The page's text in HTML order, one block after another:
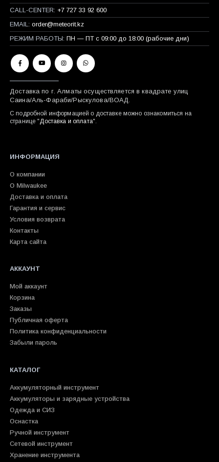
CALL-CENTER: +7 727 33 92 600
EMAIL: order@meteorit.kz
РЕЖИМ РАБОТЫ: ПН — ПТ с 09:00 до 18:00 (рабочие дни)
Доставка по г. Алматы осуществляется в квадрате улиц
Саина/Аль-Фараби/Рыскулова/ВОАД.
С подробной информацией о доставке можно ознакомиться на
странице "Доставка и оплата".
ИНФОРМАЦИЯ
О компании
О Milwaukee
Доставка и оплата
Гарантия и сервис
Условия возврата
Контакты
Карта сайта
АККАУНТ
Мой аккаунт
Корзина
Заказы
Публичная оферта
Политика конфиденциальности
Забыли пароль
КАТАЛОГ
Аккумуляторный инструмент
Аккумуляторы и зарядные устройства
Одежда и СИЗ
Оснастка
Ручной инструмент
Сетевой инструмент
Хранение инструмента